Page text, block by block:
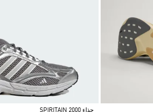
حذاء SPIRITAIN 2000